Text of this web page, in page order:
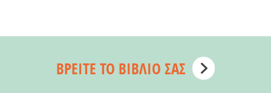
ΒΡΕΊΤΕ ΤΟ ΒΙΒΛΊΟ ΣΑΣ